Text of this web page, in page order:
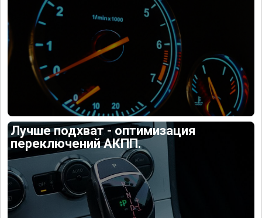
Лучше подхват - оптимизация
переключений АКПП.